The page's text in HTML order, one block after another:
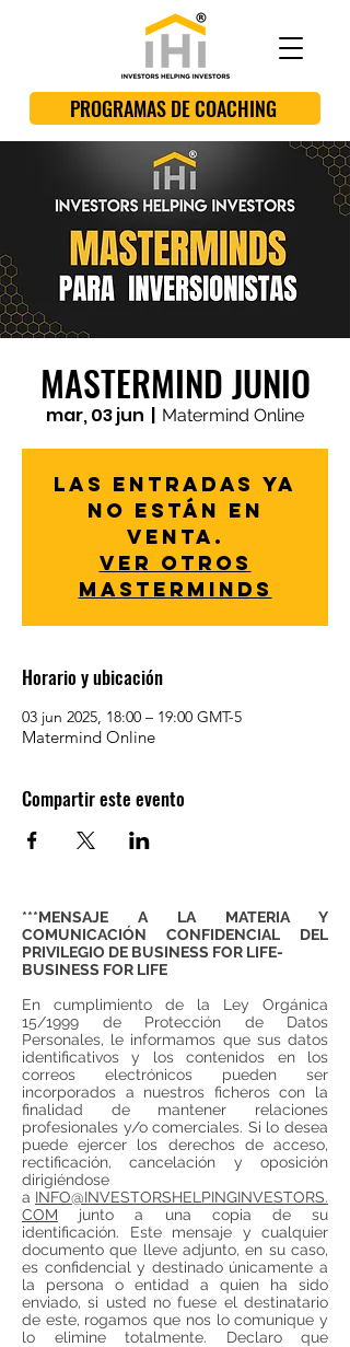
PROGRAMAS DE COACHING
MASTERMIND JUNIO
mar, 03 jun
  |
Matermind Online
Las entradas ya
no están en
venta.
Ver otros
Masterminds
Horario y ubicación
03 jun 2025, 18:00 – 19:00 GMT-5
Matermind Online
Compartir este evento
***MENSAJE A LA MATERIA Y
COMUNICACIÓN CONFIDENCIAL DEL
PRIVILEGIO DE BUSINESS FOR LIFE-
BUSINESS FOR LIFE
En cumplimiento de la Ley Orgánica
15/1999 de Protección de Datos
Personales, le informamos que sus datos
identificativos y los contenidos en los
correos electrónicos pueden ser
incorporados a nuestros ficheros con la
finalidad de mantener relaciones
profesionales y/o comerciales. Si lo desea
puede ejercer los derechos de acceso,
rectificación, cancelación y oposición
dirigiéndose
a INFO@INVESTORSHELPINGINVESTORS.
COM junto a una copia de su
identificación. Este mensaje y cualquier
documento que lleve adjunto, en su caso,
es confidencial y destinado únicamente a
la persona o entidad a quien ha sido
enviado, si usted no fuese el destinatario
de este, rogamos que nos lo comunique y
lo elimine totalmente. Declaro que